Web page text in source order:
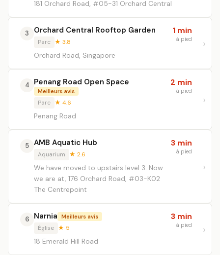
181 Orchard Road, #05-31 Orchard Central
3 Orchard Central Rooftop Garden
Parc ★ 3.8
Orchard Road, Singapore
1 min
à pied
4 Penang Road Open Space
Meilleurs avis
Parc ★ 4.6
Penang Road
2 min
à pied
5 AMB Aquatic Hub
Aquarium ★ 2.6
We have moved to upstairs level 3. Now
we are at, 176 Orchard Road, #03-K02
The Centrepoint
3 min
à pied
6 Narnia Meilleurs avis
Église ★ 5
18 Emerald Hill Road
3 min
à pied